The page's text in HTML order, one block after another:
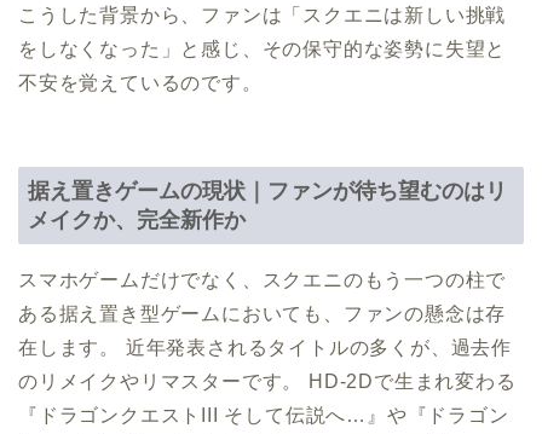
こうした背景から、ファンは「スクエニは新しい挑戦
をしなくなった」と感じ、その保守的な姿勢に失望と
不安を覚えているのです。
据え置きゲームの現状｜ファンが待ち望むのはリ
メイクか、完全新作か
スマホゲームだけでなく、スクエニのもう一つの柱で
ある据え置き型ゲームにおいても、ファンの懸念は存
在します。 近年発表されるタイトルの多くが、過去作
のリメイクやリマスターです。 HD-2Dで生まれ変わる
『ドラゴンクエストIII そして伝説へ…』や『ドラゴン